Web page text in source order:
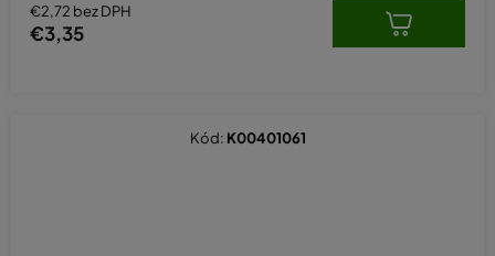
€2,72 bez DPH
€3,35
Kód: K00401061